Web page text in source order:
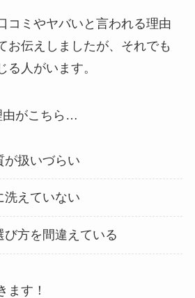
コミやヤバいと言われる理由
お伝えしましたが、それでも
る人がいます。
由がこちら…
が扱いづらい
洗えていない
び方を間違えている
ます！